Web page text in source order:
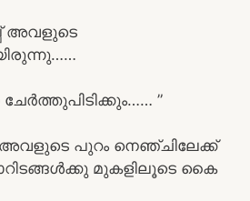
അവളുടെ
”
പുറം നെഞ്ചിലേക്ക്
മുകളിലൂടെ കൈ